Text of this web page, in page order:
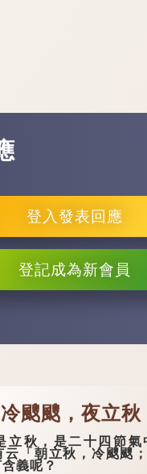
登入發表回應
登記成為新會員
颼颼，夜立
秋，是二十四節氣
云「朝立秋，冷颼颼
義呢？